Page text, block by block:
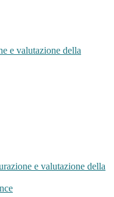
e valutazione della
e valutazione della